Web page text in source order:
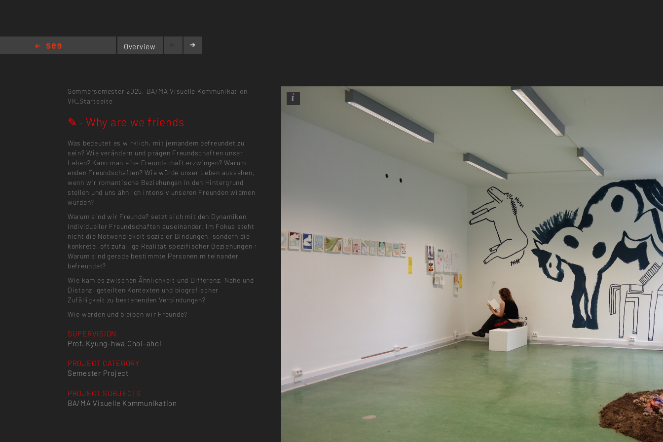
Overview
Sommersemester 2025, BA/MA Visuelle Kommunikation
VK_Startseite
✎ · Why are we friends
Was bedeutet es wirklich, mit jemandem befreundet zu
sein? Wie verändern und prägen Freundschaften unser
Leben? Kann man eine Freundschaft erzwingen? Warum
enden Freundschaften? Wie würde unser Leben aussehen,
wenn wir romantische Beziehungen in den Hintergrund
stellen und uns ähnlich intensiv unseren Freunden widmen
würden?
Warum sind wir Freunde? setzt sich mit den Dynamiken
individueller Freundschaften auseinander. Im Fokus steht
nicht die Notwendigkeit sozialer Bindungen, sondern die
konkrete, oft zufällige Realität spezifischer Beziehungen :
Warum sind gerade bestimmte Personen miteinander
befreundet?
Wie kam es zwischen Ähnlichkeit und Differenz, Nahe und
Distanz, geteilten Kontexten und biografischer
Zufälligkeit zu bestehenden Verbindungen?
Wie werden und bleiben wir Freunde?
SUPERVISION
Prof. Kyung-hwa Choi-ahoi
PROJECT CATEGORY
Semester Project
PROJECT SUBJECTS
BA/MA Visuelle Kommunikation